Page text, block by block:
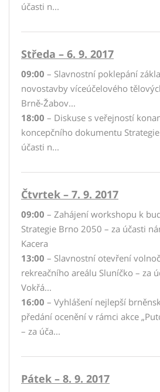
účasti n...
Středa – 6. 9. 2017
09:00 – Slavnostní poklepání
novostavby víceúčelového
Brně-Žabov...
18:00 – Diskuse s veřejností
koncepčního dokumentu
účasti n...
Čtvrtek – 7. 9. 2017
09:00 – Zahájení workshopu k
Strategie Brno 2050 – za účasti
Kacera
13:00 – Slavnostní otevření
rekreačního areálu Sluníčko – za
Vokřá...
16:00 – Vyhlášení nejlepší
předání ocenění v rámci akce
– za úča...
Pátek – 8. 9. 2017